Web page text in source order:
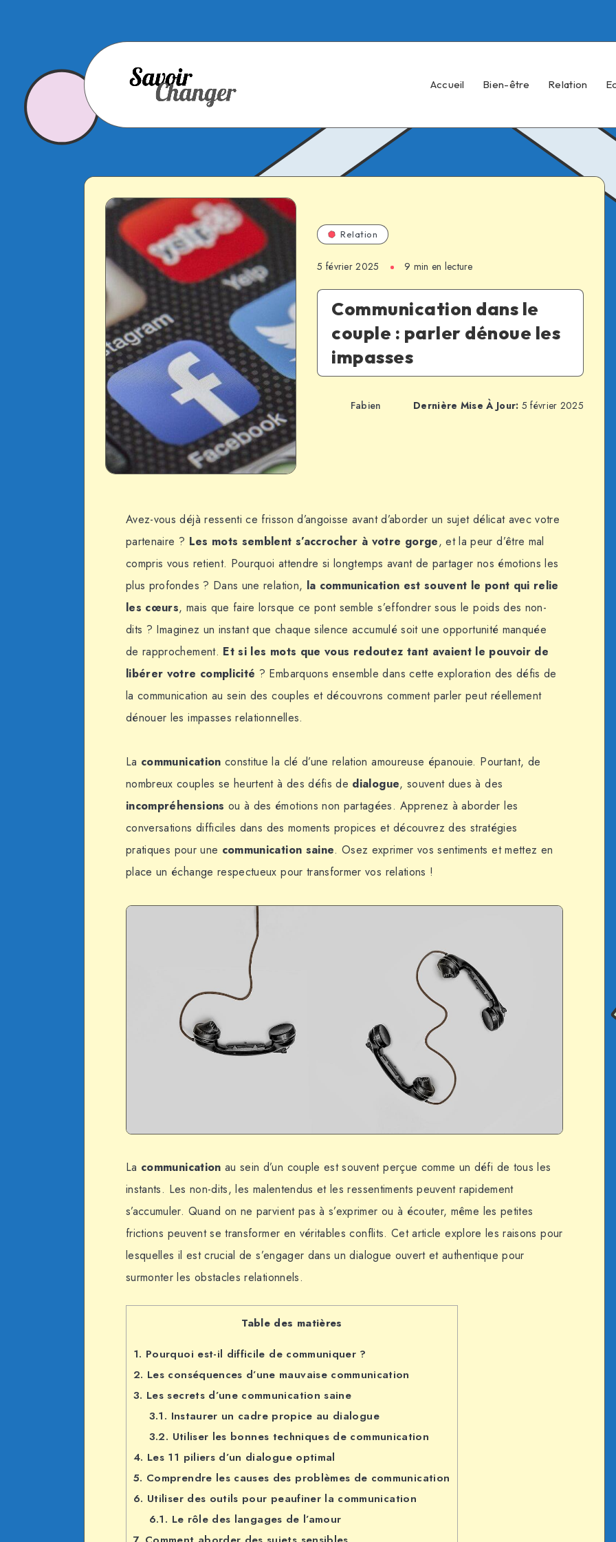
Accueil Bien-être Relation
Relation
5 février 2025 9 min en lecture
Communication dans le
couple : parler dénoue les
impasses
Fabien Dernière Mise À Jour: 5 février 2025
Avez-vous déjà ressenti ce frisson d’angoisse avant d’aborder un sujet délicat avec votre
partenaire ? Les mots semblent s’accrocher à votre gorge, et la peur d’être mal
compris vous retient. Pourquoi attendre si longtemps avant de partager nos émotions les
plus profondes ? Dans une relation, la communication est souvent le pont qui relie
les cœurs, mais que faire lorsque ce pont semble s’effondrer sous le poids des non-
dits ? Imaginez un instant que chaque silence accumulé soit une opportunité manquée
de rapprochement. Et si les mots que vous redoutez tant avaient le pouvoir de
libérer votre complicité ? Embarquons ensemble dans cette exploration des défis de
la communication au sein des couples et découvrons comment parler peut réellement
dénouer les impasses relationnelles.
La communication constitue la clé d’une relation amoureuse épanouie. Pourtant, de
nombreux couples se heurtent à des défis de dialogue, souvent dues à des
incompréhensions ou à des émotions non partagées. Apprenez à aborder les
conversations difficiles dans des moments propices et découvrez des stratégies
pratiques pour une communication saine. Osez exprimer vos sentiments et mettez en
place un échange respectueux pour transformer vos relations !
La communication au sein d’un couple est souvent perçue comme un défi de tous les
instants. Les non-dits, les malentendus et les ressentiments peuvent rapidement
s’accumuler. Quand on ne parvient pas à s’exprimer ou à écouter, même les petites
frictions peuvent se transformer en véritables conflits. Cet article explore les raisons pour
lesquelles il est crucial de s’engager dans un dialogue ouvert et authentique pour
surmonter les obstacles relationnels.
Table des matières
1. Pourquoi est-il difficile de communiquer ?
2. Les conséquences d’une mauvaise communication
3. Les secrets d’une communication saine
3.1. Instaurer un cadre propice au dialogue
3.2. Utiliser les bonnes techniques de communication
4. Les 11 piliers d’un dialogue optimal
5. Comprendre les causes des problèmes de communication
6. Utiliser des outils pour peaufiner la communication
6.1. Le rôle des langages de l’amour